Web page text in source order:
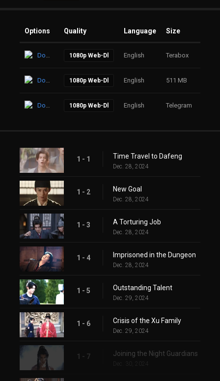
Options Quality Language Size
Download 1080p Web-Dl English Terabox
Download 1080p Web-Dl English 511 MB
Download 1080p Web-Dl English Telegram
1 - 1 Time Travel to Dafeng
Dec. 28, 2024
1 - 2 New Goal
Dec. 28, 2024
1 - 3 A Torturing Job
Dec. 28, 2024
1 - 4 Imprisoned in the Dungeon
Dec. 28, 2024
1 - 5 Outstanding Talent
Dec. 29, 2024
1 - 6 Crisis of the Xu Family
Dec. 29, 2024
1 - 7 Joining the Night Guardians
Dec. 30, 2024